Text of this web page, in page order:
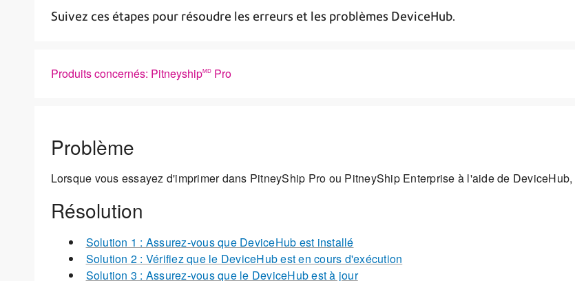
Suivez ces étapes pour résoudre les erreurs et les problèmes DeviceHub.
Produits concernés: PitneyshipMDPro
Problème
Lorsque vous essayez d'imprimer dans PitneyShip Pro ou PitneyShip Enterprise à l'aide de
Résolution
Solution 1 : Assurez-vous que DeviceHub est installé
Solution 2 : Vérifiez que le DeviceHub est en cours d'exécution
Solution 3 : Assurez-vous que le DeviceHub est à jour